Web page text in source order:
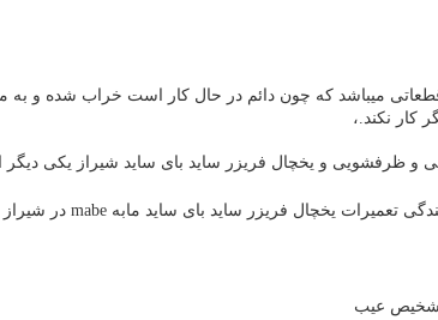
قطعاتی میباشد که چون دائم در حال کار است خراب شده
کار نکند.،
و ظرفشویی و یخچال فریزر ساید بای ساید شیراز یکی دیگر
تشخیص عیب